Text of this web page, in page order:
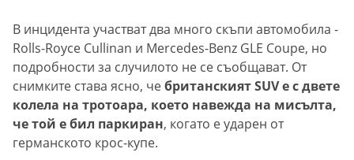
В инцидента участват два много скъпи автомобила -
Rolls-Royce Cullinan и Mercedes-Benz GLE Coupe, но
подробности за случилото не се съобщават. От
снимките става ясно, чебританският SUV е с двете
колела на тротоара, което навежда на мисълта,
че той е бил паркиран, когато е ударен от
германското крос-купе.